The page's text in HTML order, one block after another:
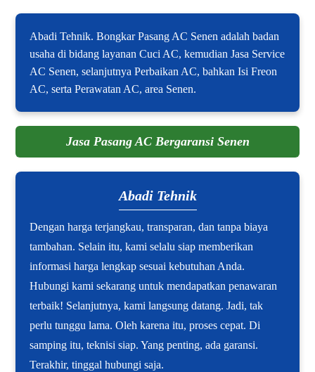
Abadi Tehnik. Bongkar Pasang AC Senen adalah badan
usaha di bidang layanan Cuci AC, kemudian Jasa Service
AC Senen, selanjutnya Perbaikan AC, bahkan Isi Freon
AC, serta Perawatan AC, area Senen.
Jasa Pasang AC Bergaransi Senen
Abadi Tehnik
Dengan harga terjangkau, transparan, dan tanpa biaya
tambahan. Selain itu, kami selalu siap memberikan
informasi harga lengkap sesuai kebutuhan Anda.
Hubungi kami sekarang untuk mendapatkan penawaran
terbaik! Selanjutnya, kami langsung datang. Jadi, tak
perlu tunggu lama. Oleh karena itu, proses cepat. Di
samping itu, teknisi siap. Yang penting, ada garansi.
Terakhir, tinggal hubungi saja.